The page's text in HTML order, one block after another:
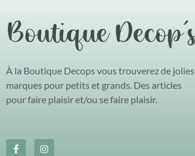
À la Boutique Decops vous trouverez de jolies
marques pour petits et grands. Des articles
pour faire plaisir et/ou se faire plaisir.